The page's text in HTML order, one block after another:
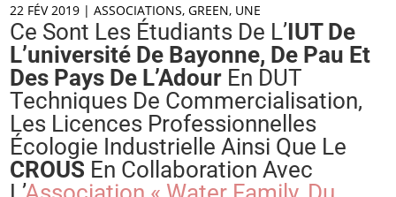
22 FÉV 2019 |ASSOCIATIONS,GREEN, UNE
Ce Sont Les Étudiants De L’IUT De
L’université De Bayonne, De Pau Et
Des Pays De L’Adour En DUT
Techniques De Commercialisation,
Les Licences Professionnelles
Écologie Industrielle Ainsi Que Le
CROUS En Collaboration Avec